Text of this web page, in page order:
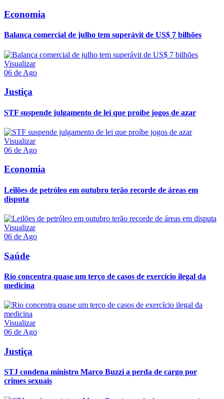
Economia
Balança comercial de julho tem superávit de US$ 7 bilhões
Visualizar
06 de Ago
Justiça
STF suspende julgamento de lei que proíbe jogos de azar
Visualizar
06 de Ago
Economia
Leilões de petróleo em outubro terão recorde de áreas em
disputa
Visualizar
06 de Ago
Saúde
Rio concentra quase um terço de casos de exercício ilegal da
medicina
Visualizar
06 de Ago
Justiça
STJ condena ministro Marco Buzzi a perda de cargo por
crimes sexuais